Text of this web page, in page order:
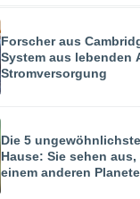
Forscher aus
System aus lebenden
Stromversorgung
Die 5
Hause: Sie sehen
einem anderen